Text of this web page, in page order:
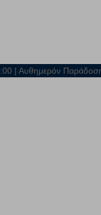
| Αυθημερόν